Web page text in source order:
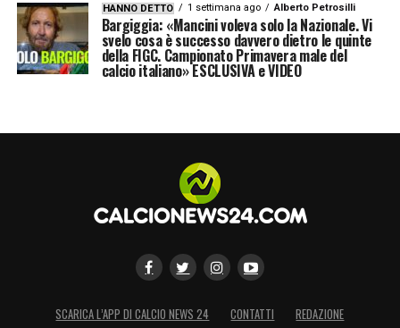
HANNO DETTO 1 settimana ago Alberto Petrosilli
Bargiggia: «Mancini voleva solo la Nazionale. Vi
svelo cosa è successo davvero dietro le quinte
della FIGC. Campionato Primavera male del
calcio italiano» ESCLUSIVA e VIDEO
SCARICA L’APP DI CALCIO NEWS 24 CONTATTI REDAZIONE